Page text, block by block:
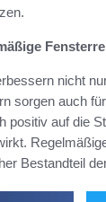
nicht
sorgen auch
positiv auf die
Bestandteil